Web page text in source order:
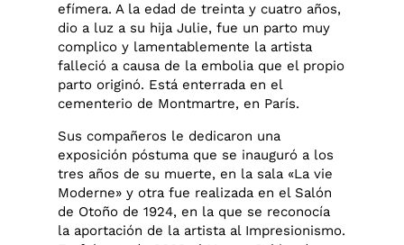
efímera. A la edad de treinta y cuatro años,
dio a luz a su hija Julie, fue un parto muy
complico y lamentablemente la artista
falleció a causa de la embolia que el propio
parto originó. Está enterrada en el
cementerio de Montmartre, en París.
Sus compañeros le dedicaron una
exposición póstuma que se inauguró a los
tres años de su muerte, en la sala «La vie
Moderne» y otra fue realizada en el Salón
de Otoño de 1924, en la que se reconocía
la aportación de la artista al Impresionismo.